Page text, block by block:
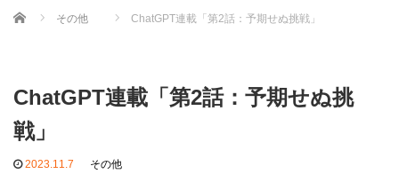
Home その他 ChatGPT連載「第2話：予期せぬ挑戦」
ChatGPT連載「第2話：予期せぬ挑
戦」
2023.11.7 その他